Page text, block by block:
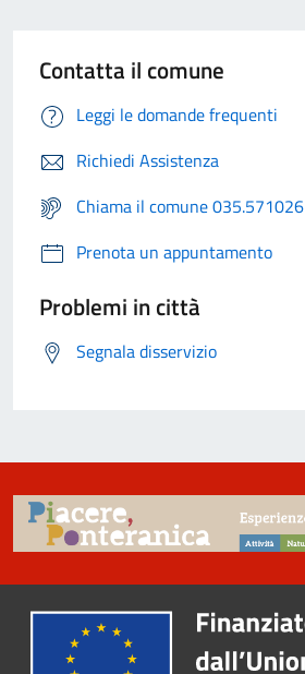
Contatta il comune
Leggi le domande frequenti
Richiedi Assistenza
Chiama il comune 035.571026
Prenota un appuntamento
Problemi in città
Segnala disservizio